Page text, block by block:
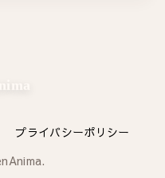
プライバシーポリシー